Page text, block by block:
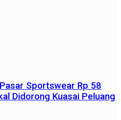
Sportswear Rp 58
Didorong Kuasai Peluang